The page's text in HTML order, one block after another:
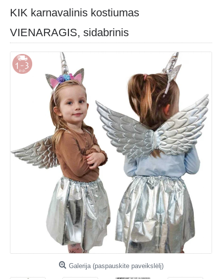
KIK karnavalinis kostiumas
VIENARAGIS, sidabrinis
Galerija (paspauskite paveikslėlį)